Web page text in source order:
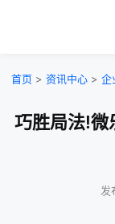
首页 > 资讯中心 > 企
巧胜局法!微
发